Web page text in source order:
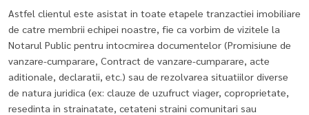
Astfel clientul este asistat in toate etapele tranzactiei imobiliare
de catre membrii echipei noastre, fie ca vorbim de vizitele la
Notarul Public pentru intocmirea documentelor (Promisiune de
vanzare-cumparare, Contract de vanzare-cumparare, acte
aditionale, declaratii, etc.) sau de rezolvarea situatiilor diverse
de natura juridica (ex: clauze de uzufruct viager, coproprietate,
resedinta in strainatate, cetateni straini comunitari sau